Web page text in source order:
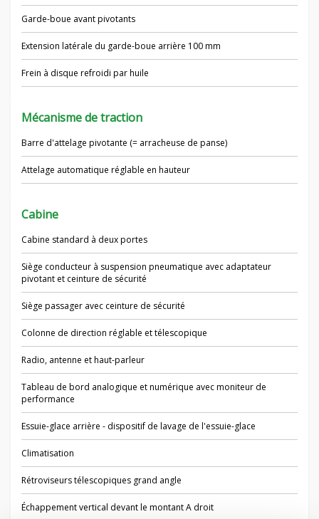
Garde-boue avant pivotants
Extension latérale du garde-boue arrière 100 mm
Frein à disque refroidi par huile
Mécanisme de traction
Barre d'attelage pivotante (= arracheuse de panse)
Attelage automatique réglable en hauteur
Cabine
Cabine standard à deux portes
Siège conducteur à suspension pneumatique avec adaptateur
pivotant et ceinture de sécurité
Siège passager avec ceinture de sécurité
Colonne de direction réglable et télescopique
Radio, antenne et haut-parleur
Tableau de bord analogique et numérique avec moniteur de
performance
Essuie-glace arrière - dispositif de lavage de l'essuie-glace
Climatisation
Rétroviseurs télescopiques grand angle
Échappement vertical devant le montant A droit